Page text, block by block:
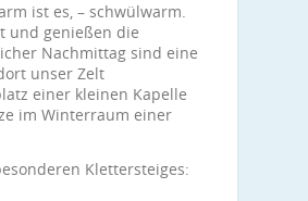
ist es, – schwülwarm.
und genießen die
Nachmittag sind eine
unser Zelt
einer kleinen Kapelle
im Winterraum einer
Klettersteiges: